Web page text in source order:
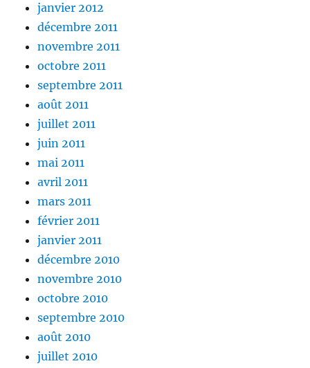
janvier 2012
décembre 2011
novembre 2011
octobre 2011
septembre 2011
août 2011
juillet 2011
juin 2011
mai 2011
avril 2011
mars 2011
février 2011
janvier 2011
décembre 2010
novembre 2010
octobre 2010
septembre 2010
août 2010
juillet 2010